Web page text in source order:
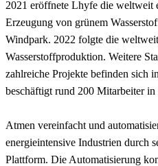
2021 eröffnete Lhyfe die weltweit
Erzeugung von grünem
Windpark. 2022 folgte die
Wasserstoffproduktion. Weitere
zahlreiche Projekte befinden sich
beschäftigt rund 200 Mitarbeiter
Atmen vereinfacht und
energieintensive Industrien durch
Plattform. Die Automatisierung